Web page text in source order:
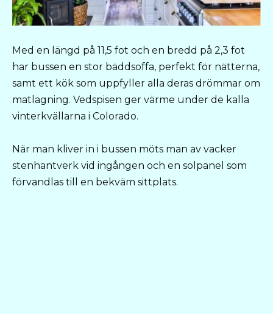
Med en längd på 11,5 fot och en bredd på 2,3 fot
har bussen en stor bäddsoffa, perfekt för nätterna,
samt ett kök som uppfyller alla deras drömmar om
matlagning. Vedspisen ger värme under de kalla
vinterkvällarna i Colorado.
När man kliver in i bussen möts man av vacker
stenhantverk vid ingången och en solpanel som
förvandlas till en bekväm sittplats.